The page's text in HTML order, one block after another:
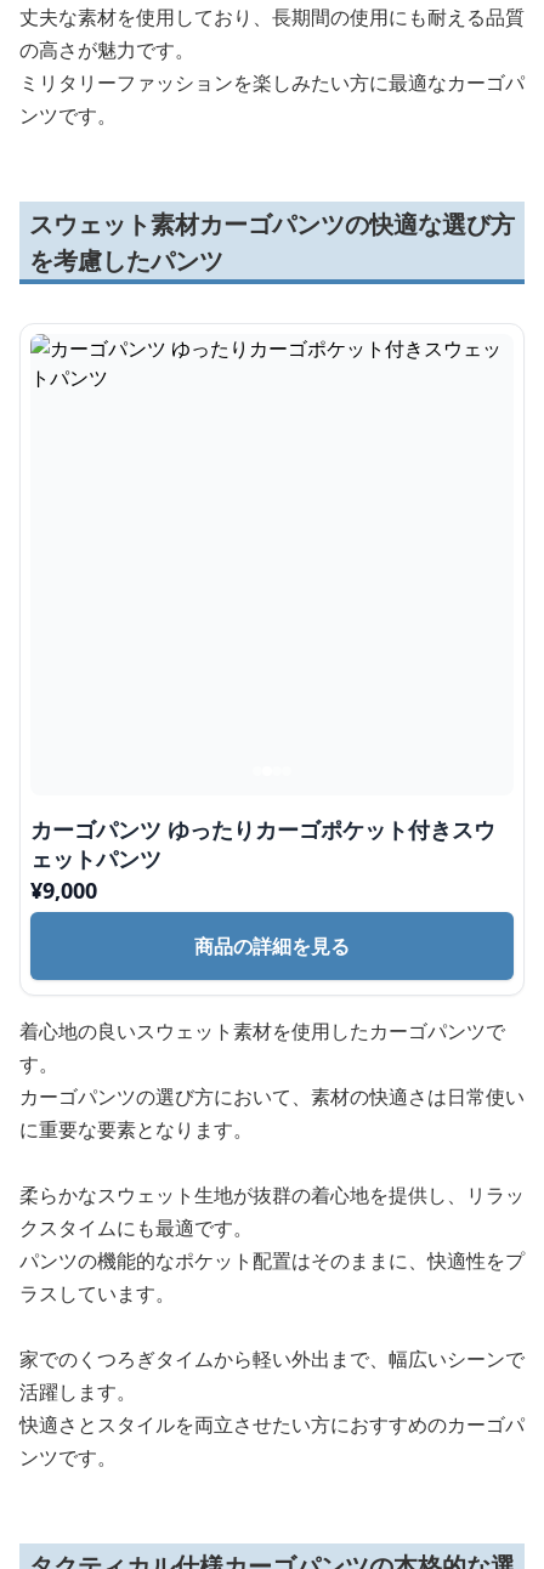
丈夫な素材を使用しており、長期間の使用にも耐える品質
の高さが魅力です。
ミリタリーファッションを楽しみたい方に最適なカーゴパ
ンツです。
スウェット素材カーゴパンツの快適な選び方
を考慮したパンツ
カーゴパンツ ゆったりカーゴポケット付きスウ
ェットパンツ
¥9,000
商品の詳細を見る
着心地の良いスウェット素材を使用したカーゴパンツで
す。
カーゴパンツの選び方において、素材の快適さは日常使い
に重要な要素となります。
柔らかなスウェット生地が抜群の着心地を提供し、リラッ
クスタイムにも最適です。
パンツの機能的なポケット配置はそのままに、快適性をプ
ラスしています。
家でのくつろぎタイムから軽い外出まで、幅広いシーンで
活躍します。
快適さとスタイルを両立させたい方におすすめのカーゴパ
ンツです。